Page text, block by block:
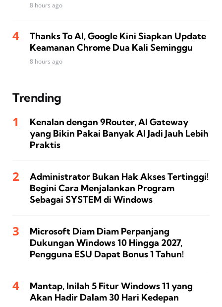
8 hours ago
Thanks To AI, Google Kini Siapkan Update
Keamanan Chrome Dua Kali Seminggu
8 hours ago
Trending
Kenalan dengan 9Router, AI Gateway
yang Bikin Pakai Banyak AI Jadi Jauh Lebih
Praktis
Administrator Bukan Hak Akses Tertinggi!
Begini Cara Menjalankan Program
Sebagai SYSTEM di Windows
Microsoft Diam Diam Perpanjang
Dukungan Windows 10 Hingga 2027,
Pengguna ESU Dapat Bonus 1 Tahun!
Mantap, Inilah 5 Fitur Windows 11 yang
Akan Hadir Dalam 30 Hari Kedepan